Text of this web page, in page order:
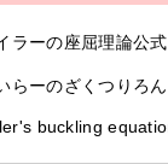
ラーの座屈理論公式
らーのざくつりろ
buckling